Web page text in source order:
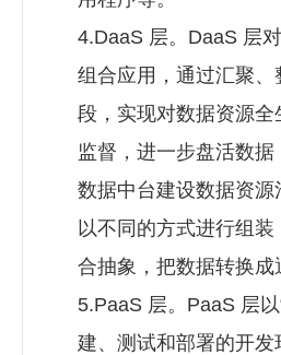
4.DaaS 层。DaaS 层
组合应用，通过汇聚
段，实现对数据资源
监督，进一步盘活数
数据中台建设数据资
以不同的方式进行组
合抽象，把数据转换
5.PaaS 层。PaaS 层
建、测试和部署的开